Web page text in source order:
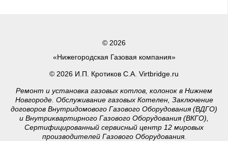
© 2026
«Нижегородская Газовая компания»
© 2026 И.П. Кротиков С.А. Virtbridge.ru
Ремонт и установка газовых котлов, колонок в Нижнем
Новгороде. Обслуживание газовых Котелен, Заключение
договоров Внутридомового Газового Оборудования (ВДГО)
и Внутриквартирного Газового Оборудования (ВКГО),
Сертифицированный сервисный центр 12 мировых
производителей Газового Оборудования.